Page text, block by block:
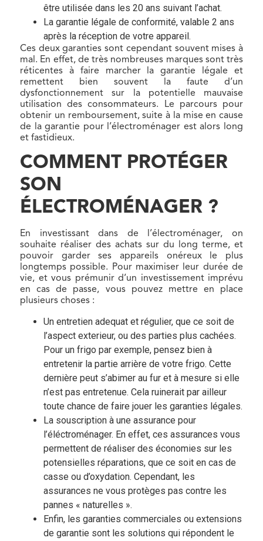
être utilisée dans les 20 ans suivant l’achat.
La garantie légale de conformité, valable 2 ans
après la réception de votre appareil.
Ces deux garanties sont cependant souvent mises à
mal. En effet, de très nombreuses marques sont très
réticentes à faire marcher la garantie légale et
remettent bien souvent la faute d’un
dysfonctionnement sur la potentielle mauvaise
utilisation des consommateurs. Le parcours pour
obtenir un remboursement, suite à la mise en cause
de la garantie pour l’électroménager est alors long
et fastidieux.
COMMENT PROTÉGER
SON
ÉLECTROMÉNAGER ?
En investissant dans de l’électroménager, on
souhaite réaliser des achats sur du long terme, et
pouvoir garder ses appareils onéreux le plus
longtemps possible. Pour maximiser leur durée de
vie, et vous prémunir d’un investissement imprévu
en cas de passe, vous pouvez mettre en place
plusieurs choses :
Un entretien adequat et régulier, que ce soit de
l’aspect exterieur, ou des parties plus cachées.
Pour un frigo par exemple, pensez bien à
entretenir la partie arrière de votre frigo. Cette
dernière peut s’abimer au fur et à mesure si elle
n’est pas entretenue. Cela ruinerait par ailleur
toute chance de faire jouer les garanties légales.
La souscription à une assurance pour
l’éléctroménager. En effet, ces assurances vous
permettent de réaliser des économies sur les
potensielles réparations, que ce soit en cas de
casse ou d’oxydation. Cependant, les
assurances ne vous protèges pas contre les
pannes « naturelles ».
Enfin, les garanties commerciales ou extensions
de garantie sont les solutions qui répondent le